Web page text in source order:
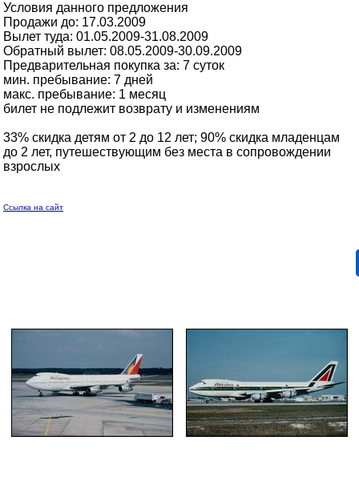
Условия данного предложения
Продажи до: 17.03.2009
Вылет туда: 01.05.2009-31.08.2009
Обратный вылет: 08.05.2009-30.09.2009
Предварительная покупка за: 7 суток
мин. пребывание: 7 дней
макс. пребывание: 1 месяц
билет не подлежит возврату и изменениям
33% скидка детям от 2 до 12 лет; 90% скидка младенцам
до 2 лет, путешествующим без места в сопровождении
взрослых
Ссылка на сайт